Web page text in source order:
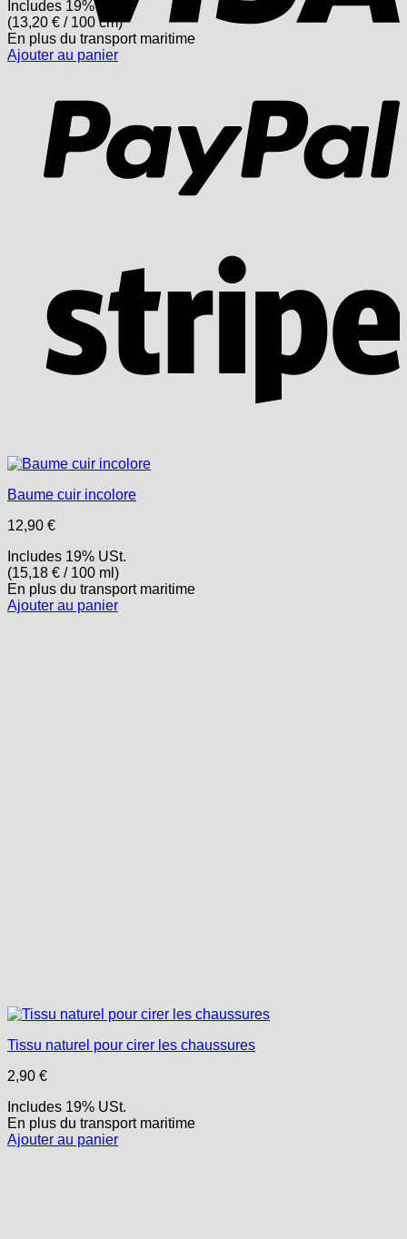
Includes 19% USt.
(13,20 € / 100 cm)
En plus du transportmaritime
Ajouter au panier
Baume cuir incolore
12,90 €
Includes 19% USt.
(15,18 € / 100 ml)
En plus du transportmaritime
Ajouter au panier
Tissu naturel pour cirer les chaussures
2,90 €
Includes 19% USt.
En plus du transportmaritime
Ajouter au panier